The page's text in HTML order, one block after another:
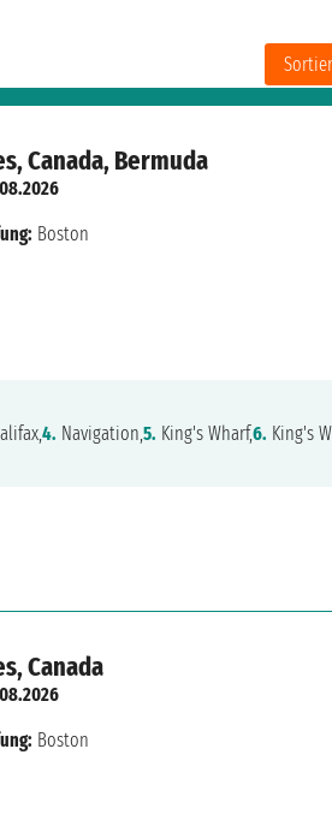
Canada, Bermuda
Boston
4. Navigation,5. King's Wharf,6. King's
Canada
Boston